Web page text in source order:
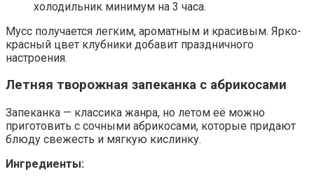
холодильник минимум на 3 часа.
Мусс получается легким, ароматным и красивым. Ярко-
красный цвет клубники добавит праздничного
настроения.
Летняя творожная запеканка с абрикосами
Запеканка — классика жанра, но летом её можно
приготовить с сочными абрикосами, которые придают
блюду свежесть и мягкую кислинку.
Ингредиенты: